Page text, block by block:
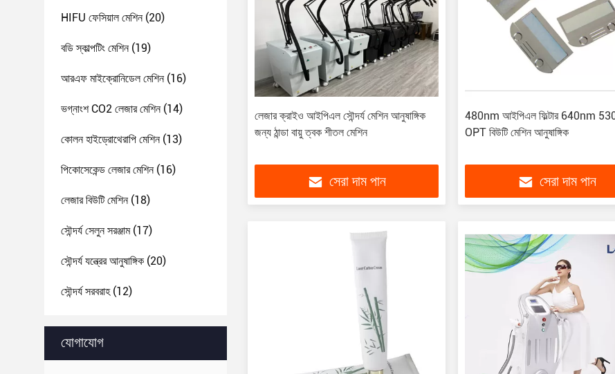
HIFU ফেসিয়াল মেশিন(20)
বডি স্কাল্পটিং মেশিন(19)
আরএফ মাইক্রোনিডেল মেশিন(16)
ভগ্নাংশ CO2 লেজার মেশিন(14)
কোলন হাইড্রোথেরাপি মেশিন(13)
পিকোসেকেন্ড লেজার মেশিন(16)
লেজার বিউটি মেশিন(18)
সৌন্দর্য সেলুন সরঞ্জাম(17)
সৌন্দর্য যন্ত্রের আনুষাঙ্গিক (20)
সৌন্দর্য সরবরাহ(12)
যোগাযোগ
লেজার ক্রাইও আইপিএল সৌন্দর্য মেশিন আনুষাঙ্গিক
জন্য ঠান্ডা বায়ু ত্বক শীতল মেশিন
সেরা দাম পান
480nm আইপিএল ফিল্টার 640nm
OPT বিউটি মেশিন আনুষাঙ্গিক
সেরা দাম পান